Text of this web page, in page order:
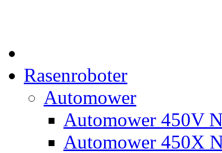
Rasenroboter
Automower
Automower 450V
Automower 450X